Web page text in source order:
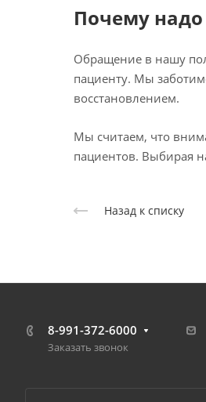
Почему
Обращение в нашу
пациенту. Мы
восстановлением.
Мы считаем, что
пациентов. Выбирая
Назад к списку
8-991-372-6000
Заказать звонок